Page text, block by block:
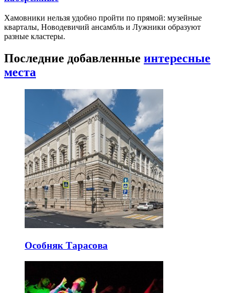
Хамовники нельзя удобно пройти по прямой: музейные
кварталы, Новодевичий ансамбль и Лужники образуют
разные кластеры.
Последние добавленные интересные
места
Особняк Тарасова